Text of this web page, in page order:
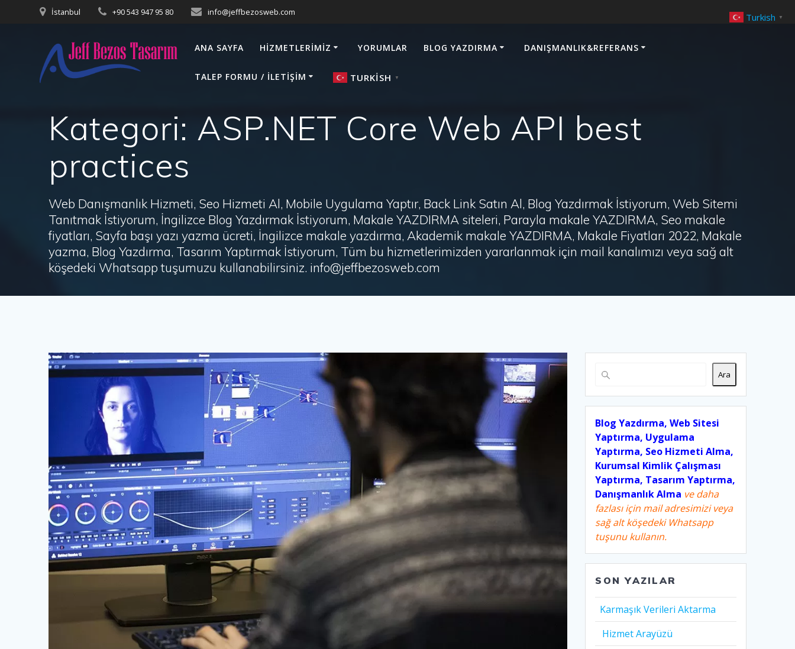
İstanbul +90 543 947 95 80 info@jeffbezosweb.com
ANA SAYFA HIZMETLERIMIZ YORUMLAR BLOG YAZDIRMA DANIŞMANLIK&REFERANS
TALEP FORMU / İLETIŞIM TURKISH ▼
Kategori: ASP.NET Core Web API best
practices
Web Danışmanlık Hizmeti, Seo Hizmeti Al, Mobile Uygulama Yaptır, Back Link Satın Al, Blog Yazdırmak İstiyorum, Web Sitemi
Tanıtmak İstiyorum, İngilizce Blog Yazdırmak İstiyorum, Makale YAZDIRMA siteleri, Parayla makale YAZDIRMA, Seo makale
fiyatları, Sayfa başı yazı yazma ücreti, İngilizce makale yazdırma, Akademik makale YAZDIRMA, Makale Fiyatları 2022, Makale
yazma, Blog Yazdırma, Tasarım Yaptırmak İstiyorum, Tüm bu hizmetlerimizden yararlanmak için mail kanalımızı veya sağ alt
köşedeki Whatsapp tuşumuzu kullanabilirsiniz. info@jeffbezosweb.com
Ara
Blog Yazdırma, Web Sitesi
Yaptırma, Uygulama
Yaptırma, Seo Hizmeti Alma,
Kurumsal Kimlik Çalışması
Yaptırma, Tasarım Yaptırma,
Danışmanlık Alma ve daha
fazlası için mail adresimizi veya
sağ alt köşedeki Whatsapp
tuşunu kullanın.
SON YAZILAR
Karmaşık Verileri Aktarma
Hizmet Arayüzü
Turkish ▼